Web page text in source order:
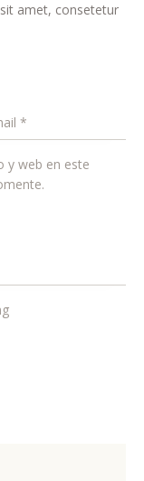
amet, consetetur
y web en este